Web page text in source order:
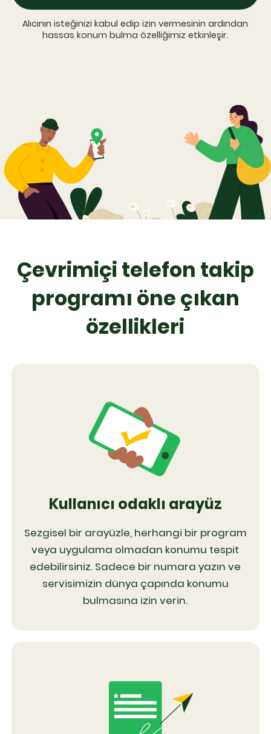
Alıcının isteğinizi kabul edip izin vermesinin ardından
hassas konum bulma özelliğimiz etkinleşir.
Çevrimiçi telefon takip
programı öne çıkan
özellikleri
Kullanıcı odaklı arayüz
Sezgisel bir arayüzle, herhangi bir program
veya uygulama olmadan konumu tespit
edebilirsiniz. Sadece bir numara yazın ve
servisimizin dünya çapında konumu
bulmasına izin verin.